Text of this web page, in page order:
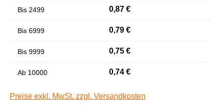
Bis 2499 0,87 €
Bis 6999 0,79 €
Bis 9999 0,75 €
Ab 10000 0,74 €
Preise exkl. MwSt. zzgl. Versandkosten